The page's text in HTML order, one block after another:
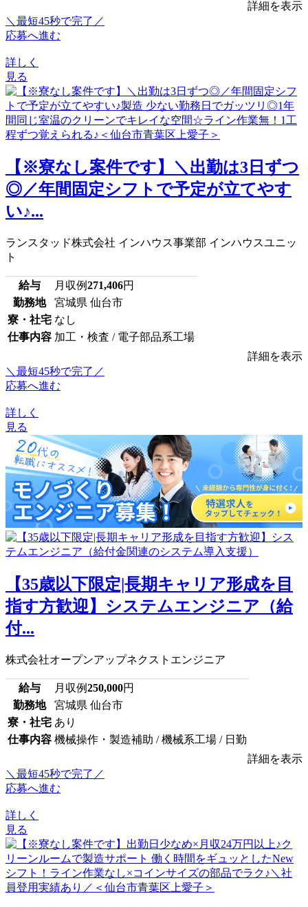
詳細を表示
＼最短45秒で完了／
応募へ進む
詳しく
見る
【※寮なし案件です】＼出勤は3日ずつ
◎／年間固定シフトで予定が立てやす
い♪...
ランスタッド株式会社 インハウス事業部 インハウスユニッ
ト
給与 月収例271,406円
勤務地
宮城県 仙台市
寮・社宅 なし
仕事内容 加工・検査 / 電子部品系工場
詳細を表示
＼最短45秒で完了／
応募へ進む
詳しく
見る
【35歳以下限定|長期キャリア形成を目
指す方歓迎】システムエンジニア（給
付...
株式会社オープンアップネクストエンジニア
給与 月収例250,000円
勤務地
宮城県 仙台市
寮・社宅 あり
仕事内容 機械操作・製造補助 / 機械系工場 / 日勤
詳細を表示
＼最短45秒で完了／
応募へ進む
詳しく
見る